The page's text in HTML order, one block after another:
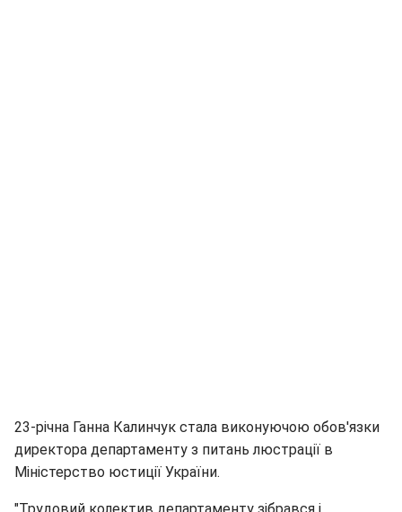
23-річна Ганна Калинчук стала виконуючою обов'язки
директора департаменту з питань люстрації в
Міністерство юстиції України.